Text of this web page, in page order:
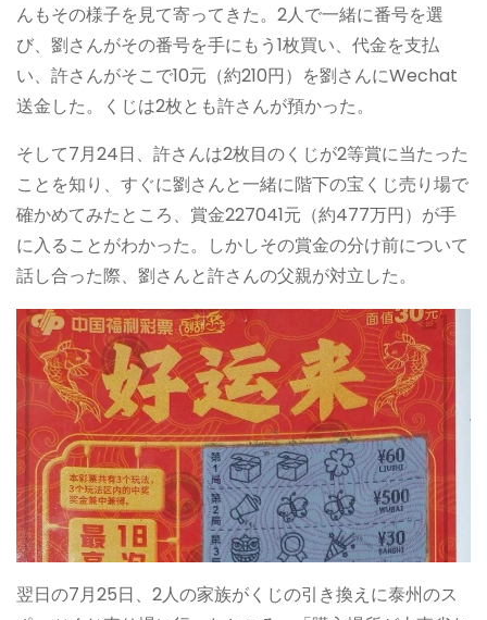
んもその様子を見て寄ってきた。2人で一緒に番号を選
び、劉さんがその番号を手にもう1枚買い、代金を支払
い、許さんがそこで10元（約210円）を劉さんにWechat
送金した。くじは2枚とも許さんが預かった。
そして7月24日、許さんは2枚目のくじが2等賞に当たった
ことを知り、すぐに劉さんと一緒に階下の宝くじ売り場で
確かめてみたところ、賞金227041元（約477万円）が手
に入ることがわかった。しかしその賞金の分け前について
話し合った際、劉さんと許さんの父親が対立した。
翌日の7月25日、2人の家族がくじの引き換えに泰州のス